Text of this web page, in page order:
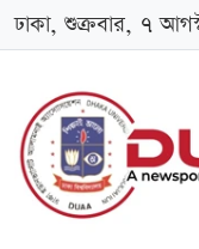
ঢাকা, শুক্রবার, ৭